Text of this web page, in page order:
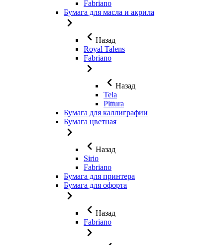
Fabriano
Бумага для масла и акрила
Назад
Royal Talens
Fabriano
Назад
Tela
Pittura
Бумага для каллиграфии
Бумага цветная
Назад
Sirio
Fabriano
Бумага для принтера
Бумага для офорта
Назад
Fabriano